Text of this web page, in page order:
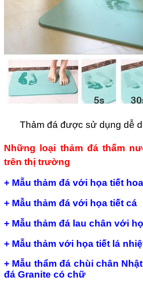
Thảm đá được sử dụng dễ
Những loại thảm đá thấm
trên thị trường
+ Mẫu thảm đá với họa tiết
+ Mẫu thảm đá với họa tiết cá
+ Mẫu thảm đá lau chân với
+ Mẫu thảm với họa tiết lá
+ Mẫu thẩm đá chùi chân
đá Granite có chữ